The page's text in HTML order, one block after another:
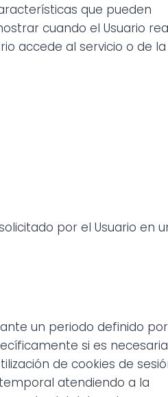
que pueden
cuando el Usuario
accede al servicio o de la
por el Usuario en
un periodo definido
si es
de cookies de
atendiendo a la